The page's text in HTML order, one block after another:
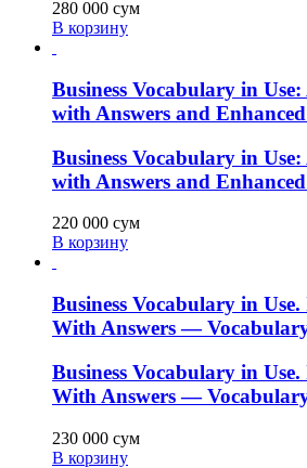
280 000 сум
В корзину
Business Vocabulary in
with Answers and
Business Vocabulary in
with Answers and
220 000 сум
В корзину
Business Vocabulary in
With Answers —
Business Vocabulary in
With Answers —
230 000 сум
В корзину